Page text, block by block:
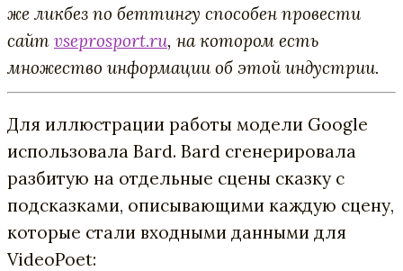
же ликбез по беттингу способен провести
сайт vseprosport.ru, на котором есть
множество информации об этой индустрии.
Для иллюстрации работы модели Google
использовала Bard. Bard сгенерировала
разбитую на отдельные сцены сказку с
подсказками, описывающими каждую сцену,
которые стали входными данными для
VideoPoet: